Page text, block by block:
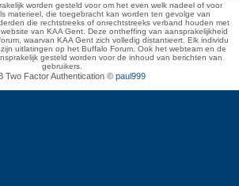
worden gesteld voor om het even welk nadeel of voor
materieel, die toegebracht kan worden ten gevolge van
die rechtstreeks of onrechtstreeks verband houden met
van KAA Gent. Deze ontheffing van aansprakelijkheid
waarvan KAA Gent zich volledig distantieert. Elk individu
uitlatingen op het Buffalo Forum. Ook het webteam en de
gesteld worden voor de inhoud van berichten van
gebruikers.
Two Factor Authentication © paul999